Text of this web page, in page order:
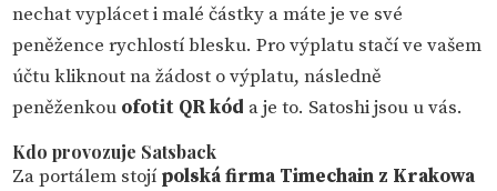
nechat vyplácet i malé částky a máte je ve své
peněžence rychlostí blesku. Pro výplatu stačí ve vašem
účtu kliknout na žádost o výplatu, následně
peněženkou ofotit QR kód a je to. Satoshi jsou u vás.
Kdo provozuje Satsback
Za portálem stojí polská firma Timechain z Krakowa